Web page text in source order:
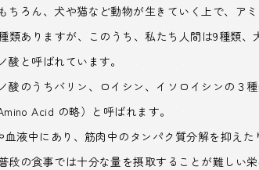
ちろん、犬や猫など動物が生きていく上で、ア
類ありますが、このうち、私たち人間は9種類
酸と呼ばれています。
酸のうちバリン、ロイシン、イソロイシンの３
Acid の略）と呼ばれます。
血液中にあり、筋肉中のタンパク質分解を抑え
段の食事では十分な量を摂取することが難しい栄